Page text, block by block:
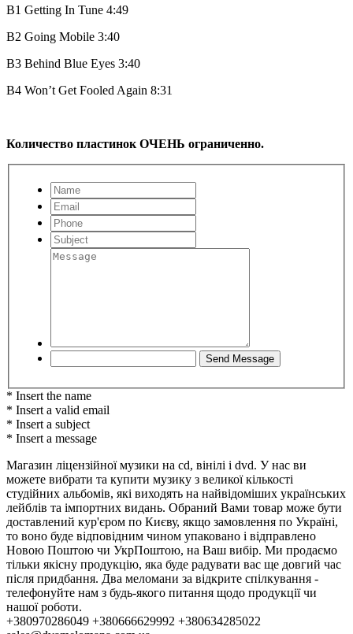
B1 Getting In Tune 4:49
B2 Going Mobile 3:40
B3 Behind Blue Eyes 3:40
B4 Won’t Get Fooled Again 8:31
Количество пластинок ОЧЕНЬ ограниченно.
* Insert the name
* Insert a valid email
* Insert a subject
* Insert a message
Магазин ліцензійної музики на cd, вінілі і dvd. У нас ви
можете вибрати та купити музику з великої кількості
студійних альбомів, які виходять на найвідоміших українських
лейблів та імпортних видань. Обраний Вами товар може бути
доставлений кур'єром по Києву, якщо замовлення по Україні,
то воно буде відповідним чином упаковано і відправлено
Новою Поштою чи УкрПоштою, на Ваш вибір. Ми продаємо
тільки якісну продукцію, яка буде радувати вас ще довгий час
після придбання. Два меломани за відкрите спілкування -
телефонуйте нам з будь-якого питання щодо продукції чи
нашої роботи.
+380970286049 +380666629992 +380634285022